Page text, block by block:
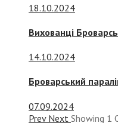
18.10.2024
Вихованці
14.10.2024
Броварський
07.09.2024
Prev Next Showing 1